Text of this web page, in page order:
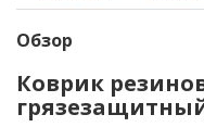
Обзор
Коврик